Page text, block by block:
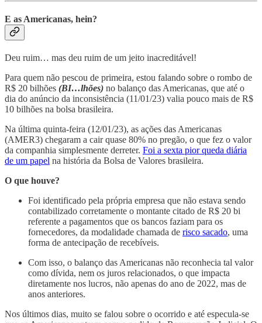
E as Americanas, hein?
Deu ruim… mas deu ruim de um jeito inacreditável!
Para quem não pescou de primeira, estou falando sobre o rombo de
R$ 20 bilhões (BI…lhões) no balanço das Americanas, que até o
dia do anúncio da inconsistência (11/01/23) valia pouco mais de R$
10 bilhões na bolsa brasileira.
Na última quinta-feira (12/01/23), as ações das Americanas
(AMER3) chegaram a cair quase 80% no pregão, o que fez o valor
da companhia simplesmente derreter. Foi a sexta pior queda diária
de um papel na história da Bolsa de Valores brasileira.
O que houve?
Foi identificado pela própria empresa que não estava sendo
contabilizado corretamente o montante citado de R$ 20 bi
referente a pagamentos que os bancos faziam para os
fornecedores, da modalidade chamada de risco sacado, uma
forma de antecipação de recebíveis.
Com isso, o balanço das Americanas não reconhecia tal valor
como dívida, nem os juros relacionados, o que impacta
diretamente nos lucros, não apenas do ano de 2022, mas de
anos anteriores.
Nos últimos dias, muito se falou sobre o ocorrido e até especula-se